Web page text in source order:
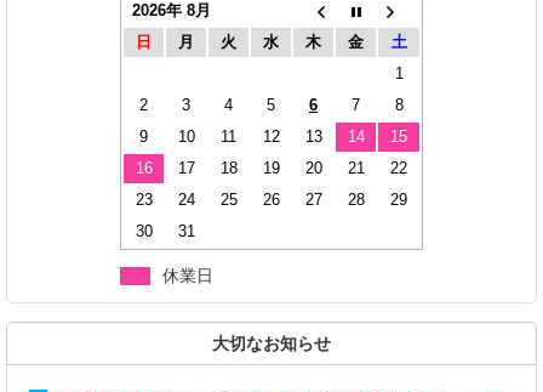
2026年 8月
日
月 火 水 木 金
土
1
2
3 4 5 6 7
8
9
10 11 12 13 14
15
16
17 18 19 20 21
22
23
24 25 26 27 28
29
30
31
休業日
大切なお知らせ